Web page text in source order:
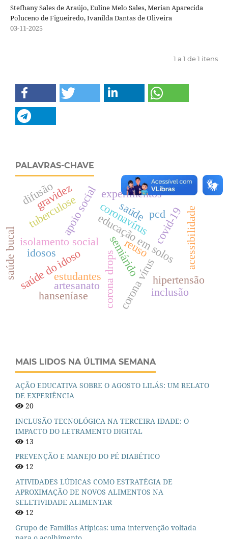
Stefhany Sales de Araújo, Euline Melo Sales, Merian Aparecida
Poluceno de Figueiredo, Ivanilda Dantas de Oliveira
03-11-2025
1 a 1 de 1 itens
PALAVRAS-CHAVE
corona vírus
isolamento social semiárido
estudantes
apoio social
saúde do idoso
educação em solos
corona drops
coronavírus
experimentos
hipertensão
covid-19
saúde
artesanato
reuso
tuberculose
hanseníase
idosos
inclusão
acessibilidade
pcd
gravidez
saúde bucal
difusão
MAIS LIDOS NA ÚLTIMA SEMANA
AÇÃO EDUCATIVA SOBRE O AGOSTO LILÁS: UM RELATO
DE EXPERIÊNCIA
20
INCLUSÃO TECNOLÓGICA NA TERCEIRA IDADE: O
IMPACTO DO LETRAMENTO DIGITAL
13
PREVENÇÃO E MANEJO DO PÉ DIABÉTICO
12
ATIVIDADES LÚDICAS COMO ESTRATÉGIA DE
APROXIMAÇÃO DE NOVOS ALIMENTOS NA
SELETIVIDADE ALIMENTAR
12
Grupo de Famílias Atípicas: uma intervenção voltada